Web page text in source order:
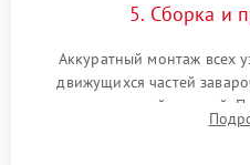
5. Сборка и
Аккуратный монтаж всех
движущихся частей
силиконовой смазкой.
декальцинации и очистки